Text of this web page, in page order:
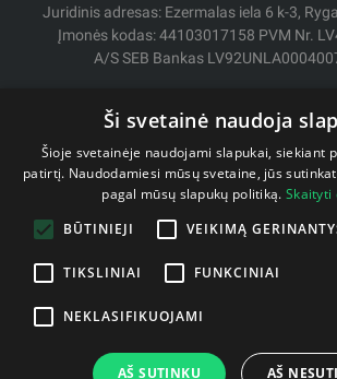
Juridinis adresas: Ezermalas iela 6 k-3,
Įmonės kodas: 44103017158 PVM Nr.
A/S SEB Bankas
Mokėjimo būdai
Pirkimo sąlygos
Kontaktai
Privatumo politika
Ši svetainė naudoja
Šioje svetainėje naudojami slapukai, siekiant
patirtį. Naudodamiesi mūsų svetaine, jūs
pagal mūsų slapukų politiką. Skaityti
BŪTINIEJI
VEIKIMĄ
TIKSLINIAI FUNKCINIAI
NEKLASIFIKUOJAMI
AŠ SUTINKU AŠ